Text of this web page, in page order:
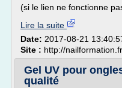
(si le lien ne fonctionne
Lire la suite
Date: 2017-08-21
Site : http://nailformation.fr
Gel UV pour
qualité